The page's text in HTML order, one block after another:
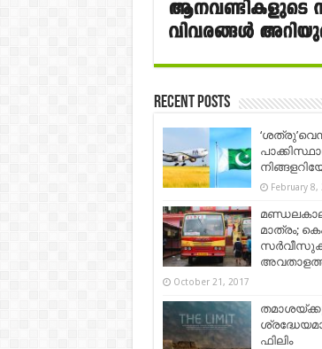
Recent Posts
February 8,
മാത്രം;
October 21, 2017
ഫിലിം